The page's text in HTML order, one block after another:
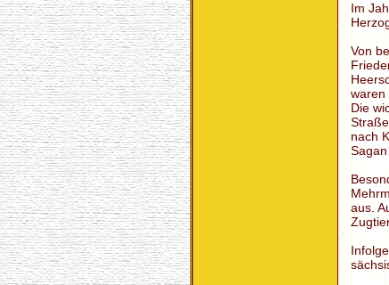
Im
Von
waren
Die
nach
Sagan
aus.